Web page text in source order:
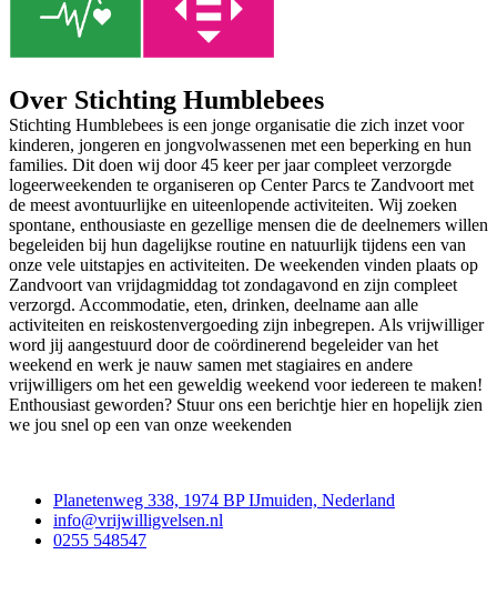
Over Stichting Humblebees
Stichting Humblebees is een jonge organisatie die zich inzet voor
kinderen, jongeren en jongvolwassenen met een beperking en hun
families. Dit doen wij door 45 keer per jaar compleet verzorgde
logeerweekenden te organiseren op Center Parcs te Zandvoort met
de meest avontuurlijke en uiteenlopende activiteiten. Wij zoeken
spontane, enthousiaste en gezellige mensen die de deelnemers willen
begeleiden bij hun dagelijkse routine en natuurlijk tijdens een van
onze vele uitstapjes en activiteiten. De weekenden vinden plaats op
Zandvoort van vrijdagmiddag tot zondagavond en zijn compleet
verzorgd. Accommodatie, eten, drinken, deelname aan alle
activiteiten en reiskostenvergoeding zijn inbegrepen. Als vrijwilliger
word jij aangestuurd door de coördinerend begeleider van het
weekend en werk je nauw samen met stagiaires en andere
vrijwilligers om het een geweldig weekend voor iedereen te maken!
Enthousiast geworden? Stuur ons een berichtje hier en hopelijk zien
we jou snel op een van onze weekenden
Planetenweg 338, 1974 BP IJmuiden, Nederland
info@vrijwilligvelsen.nl
0255 548547